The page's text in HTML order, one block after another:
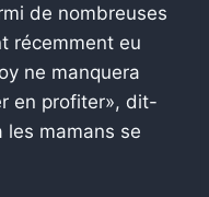
de nombreuses
récemment eu
ne manquera
en profiter», dit-
les mamans se